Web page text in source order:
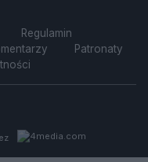
Regulamin
Patronaty